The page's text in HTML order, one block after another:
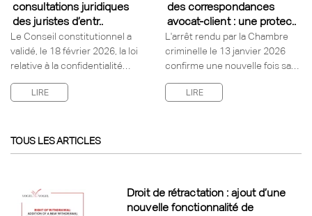
consultations juridiques
des juristes d’entr..
Le Conseil constitutionnel a
validé, le 18 février 2026, la loi
relative à la confidentialité…
LIRE
des correspondances
avocat-client : une protec..
L'arrêt rendu par la Chambre
criminelle le 13 janvier 2026
confirme une nouvelle fois sa…
LIRE
TOUS LES ARTICLES
Droit de rétractation : ajout d’une
nouvelle fonctionnalité de